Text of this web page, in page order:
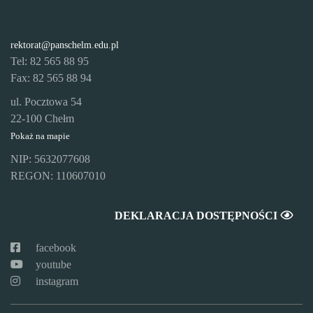
rektorat@panschelm.edu.pl
Tel: 82 565 88 95
Fax: 82 565 88 94
ul. Pocztowa 54
22-100 Chełm
Pokaż na mapie
NIP: 5632077608
REGON: 110607010
DEKLARACJA DOSTĘPNOŚCI
facebook
youtube
instagram